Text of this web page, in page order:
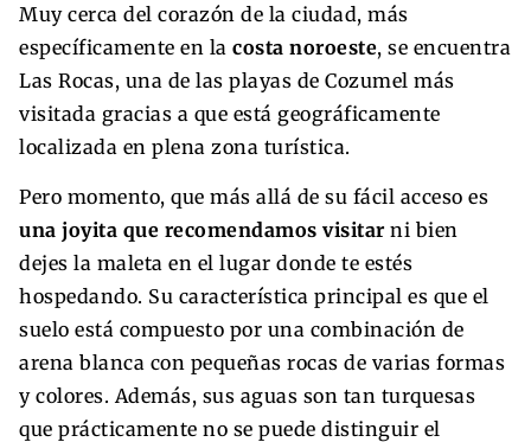
Muy cerca del corazón de la ciudad, más
específicamente en la costa noroeste, se encuentra
Las Rocas, una de las playas de Cozumel más
visitada gracias a que está geográficamente
localizada en plena zona turística.
Pero momento, que más allá de su fácil acceso es
una joyita que recomendamos visitar ni bien
dejes la maleta en el lugar donde te estés
hospedando. Su característica principal es que el
suelo está compuesto por una combinación de
arena blanca con pequeñas rocas de varias formas
y colores. Además, sus aguas son tan turquesas
que prácticamente no se puede distinguir el